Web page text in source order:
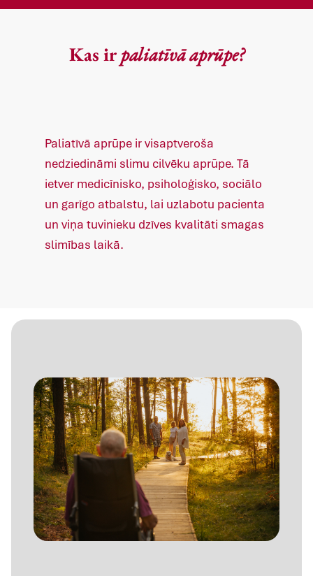
Kas irpaliatīvā aprūpe?
Paliatīvā aprūpe ir visaptveroša
nedziedināmi slimu cilvēku aprūpe. Tā
ietver medicīnisko, psiholoģisko, sociālo
un garīgo atbalstu, lai uzlabotu pacienta
un viņa tuvinieku dzīves kvalitāti smagas
slimības laikā.